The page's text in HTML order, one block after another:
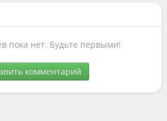
пока нет. Будьте первыми!
комментарий